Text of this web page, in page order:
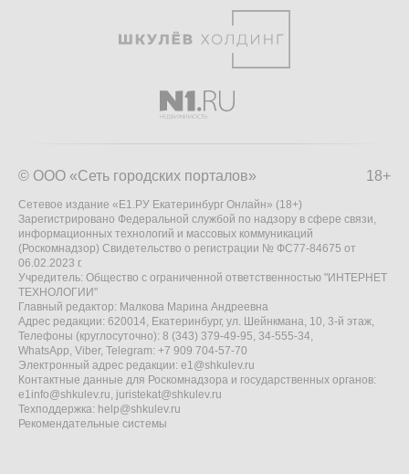
18+
© ООО «Сеть городских порталов»
Сетевое издание «Е1.РУ Екатеринбург Онлайн» (18+)
Зарегистрировано Федеральной службой по надзору в сфере связи,
информационных технологий и массовых коммуникаций
(Роскомнадзор) Свидетельство о регистрации № ФС77-84675 от
06.02.2023 г.
Учредитель: Общество с ограниченной ответственностью "ИНТЕРНЕТ
ТЕХНОЛОГИИ"
Главный редактор: Малкова Марина Андреевна
Адрес редакции: 620014, Екатеринбург, ул. Шейнкмана, 10, 3-й этаж,
Телефоны (круглосуточно): 8 (343) 379-49-95, 34-555-34,
WhatsApp, Viber, Telegram: +7 909 704-57-70
Электронный адрес редакции: e1@shkulev.ru
Контактные данные для Роскомнадзора и государственных органов:
e1info@shkulev.ru, juristekat@shkulev.ru
Техподдержка: help@shkulev.ru
Рекомендательные системы